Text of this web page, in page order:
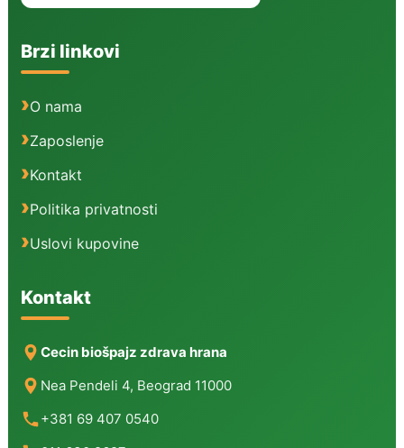
Brzi linkovi
O nama
Zaposlenje
Kontakt
Politika privatnosti
Uslovi kupovine
Kontakt
Cecin biošpajz zdrava hrana
Nea Pendeli 4, Beograd 11000
+381 69 407 0540